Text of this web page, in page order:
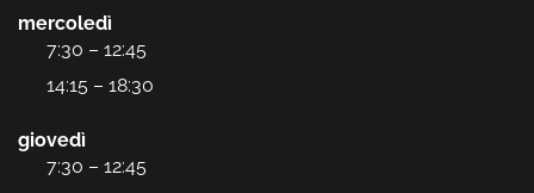
mercoledì
7:30 – 12:45
14:15 – 18:30
giovedì
7:30 – 12:45